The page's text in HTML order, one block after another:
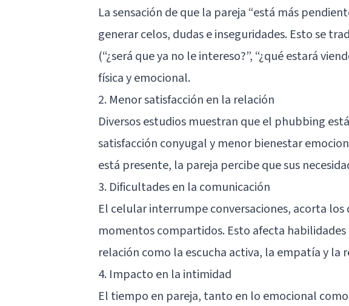
La sensación de que la pareja “está más
generar celos, dudas e inseguridades. Esto se
(“¿será que ya no le intereso?”, “¿qué estará
física y emocional.
2. Menor satisfacción en la relación
Diversos estudios muestran que el phubbing
satisfacción conyugal y menor bienestar
está presente, la pareja percibe que sus
3. Dificultades en la comunicación
El celular interrumpe conversaciones, acorta
momentos compartidos. Esto afecta
relación como la escucha activa, la empatía y la
4. Impacto en la intimidad
El tiempo en pareja, tanto en lo emocional